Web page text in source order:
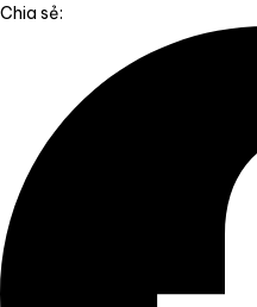
Chia sẻ: